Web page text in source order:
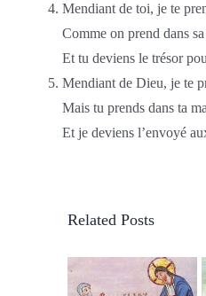
Mendiant de toi, je te
Comme on prend dans
Et tu deviens le trésor
Mendiant de Dieu, je te
Mais tu prends dans ta
Et je deviens l’envoyé
Related Posts